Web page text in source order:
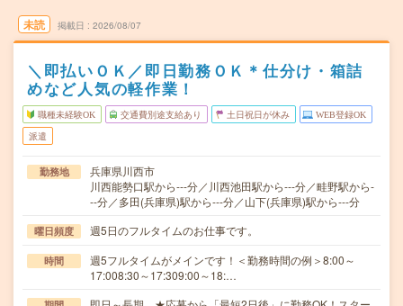
未読 掲載日 2026/08/07
＼即払いＯＫ／即日勤務ＯＫ＊仕分け・箱詰
めなど人気の軽作業！
職種未経験OK 交通費別途支給あり 土日祝日が休み WEB登録OK
派遣
勤務地
兵庫県川西市
川西能勢口駅から---分／川西池田駅から---分／畦野駅から-
--分／多田(兵庫県)駅から---分／山下(兵庫県)駅から---分
曜日頻度 週5日のフルタイムのお仕事です。
時間
週5フルタイムがメインです！＜勤務時間の例＞8:00～
17:008:30～17:309:00～18:…